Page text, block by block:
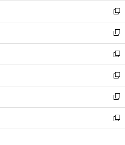
く
で
開
く
ド
ウ
で
開
く
ウ
ィ
ン
ド
ウ
で
開
く
し
い
ウ
ィ
ン
ド
ウ
で
開
く
新
し
い
ウ
ィ
ン
ド
ウ
で
開
く
新
し
い
ウ
ィ
ン
ド
ウ
で
開
新
し
い
ウ
ィ
ン
ド
ウ
新
し
い
ウ
ィ
ン
新
し
い
ウ
新
し